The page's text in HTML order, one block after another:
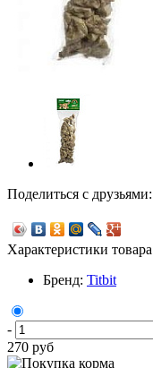
Поделиться с друзьями:
Характеристики товара
Бренд: Titbit
-
270 руб